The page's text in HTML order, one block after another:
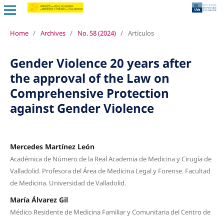
Home / Archives / No. 58 (2024) / Artículos
Gender Violence 20 years after
the approval of the Law on
Comprehensive Protection
against Gender Violence
Mercedes Martínez León
Académica de Número de la Real Academia de Medicina y Cirugía de
Valladolid. Profesora del Área de Medicina Legal y Forense. Facultad
de Medicina. Universidad de Valladolid.
María Álvarez Gil
Médico Residente de Medicina Familiar y Comunitaria del Centro de